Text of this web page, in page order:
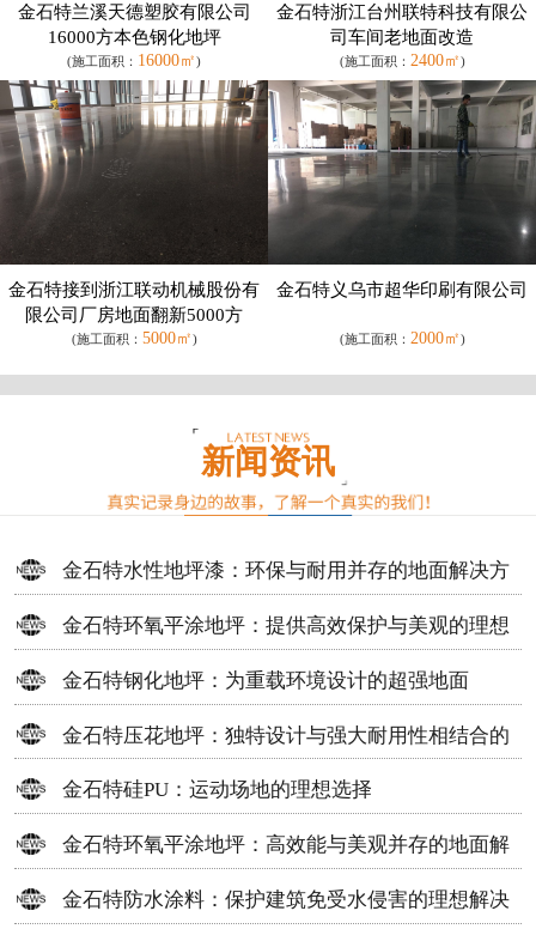
金石特兰溪天德塑胶有限公司
16000方本色钢化地坪
(施工面积： 16000㎡)
金石特浙江台州联特科技有限公
司车间老地面改造
(施工面积： 2400㎡)
金石特接到浙江联动机械股份有
限公司厂房地面翻新5000方
(施工面积： 5000㎡)
金石特义乌市超华印刷有限公司
(施工面积： 2000㎡)
新闻资讯
金石特水性地坪漆：环保与耐用并存的地面解决方
案
金石特环氧平涂地坪：提供高效保护与美观的理想
选择
金石特钢化地坪：为重载环境设计的超强地面
金石特压花地坪：独特设计与强大耐用性相结合的
地面材料
金石特硅PU：运动场地的理想选择
金石特环氧平涂地坪：高效能与美观并存的地面解
决方案
金石特防水涂料：保护建筑免受水侵害的理想解决